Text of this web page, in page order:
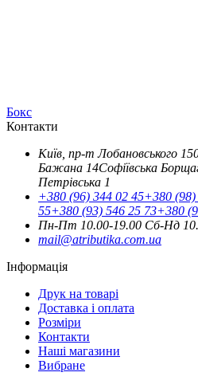
Бокс
Контакти
Київ, пр-т Лобановського
Бажана 14Софіївська
Петрівська 1
+380 (96) 344 02 45+380 (98)
55+380 (93) 546 25 73+380
Пн-Пт 10.00-19.00 Cб-Нд
mail@atributika.com.ua
Інформація
Друк на товарі
Доставка і оплата
Розміри
Контакти
Наші магазини
Вибране